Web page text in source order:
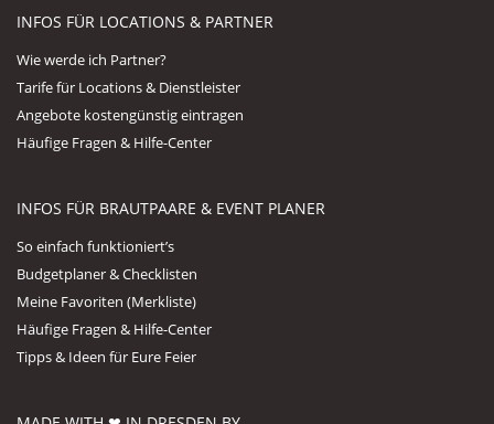
INFOS FÜR LOCATIONS & PARTNER
Wie werde ich Partner?
Tarife für Locations & Dienstleister
Angebote kostengünstig eintragen
Häufige Fragen & Hilfe-Center
INFOS FÜR BRAUTPAARE & EVENT PLANER
So einfach funktioniert’s
Budgetplaner & Checklisten
Meine Favoriten (Merkliste)
Häufige Fragen & Hilfe-Center
Tipps & Ideen für Eure Feier